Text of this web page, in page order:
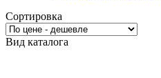
Сортировка
Вид каталога